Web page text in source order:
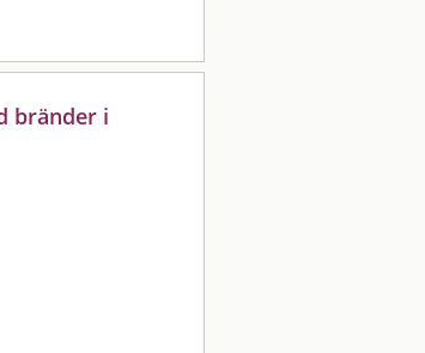
bränder i